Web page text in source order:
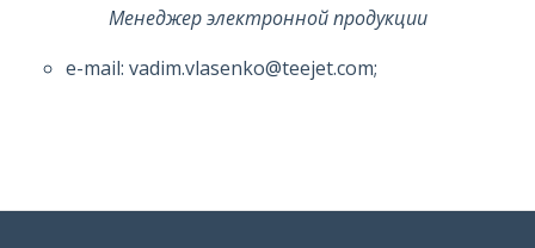
Менеджер электронной продукции
e-mail: vadim.vlasenko@teejet.com;